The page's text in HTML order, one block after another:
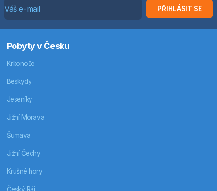
PŘIHLÁSIT SE
Pobyty v Česku
Krkonoše
Beskydy
Jeseníky
Jižní Morava
Šumava
Jižní Čechy
Krušné hory
Český Ráj